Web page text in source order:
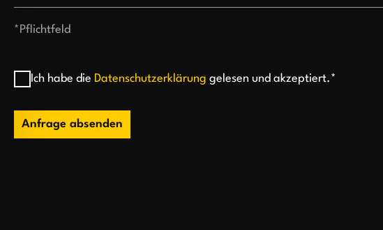
*Pflichtfeld
Ich habe die Datenschutzerklärung gelesen und akzeptiert.*
Anfrage absenden